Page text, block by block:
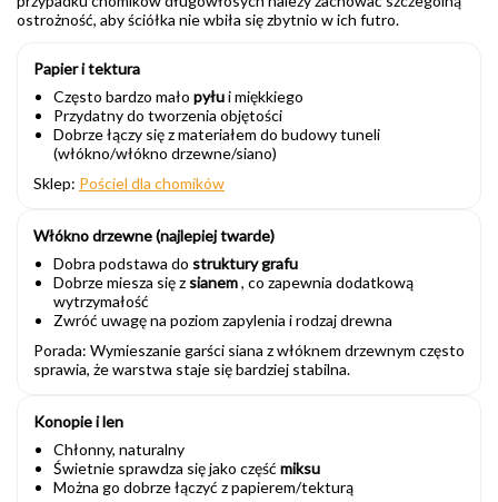
ostrożność, aby ściółka nie wbiła się zbytnio w ich futro.
Papier i tektura
Często bardzo mało pyłui miękkiego
Przydatny do tworzenia objętości
Dobrze łączy się z materiałem do budowy tuneli
(włókno/włókno drzewne/siano)
Sklep: Pościel dla chomików
Włókno drzewne (najlepiej twarde)
Dobra podstawa do struktury grafu
Dobrze miesza się z sianem, co zapewnia dodatkową
wytrzymałość
Zwróć uwagę na poziom zapylenia i rodzaj drewna
Porada: Wymieszanie garści siana z włóknem drzewnym często
sprawia, że warstwa staje się bardziej stabilna.
Konopie i len
Chłonny, naturalny
Świetnie sprawdza się jako część miksu
Można go dobrze łączyć z papierem/tekturą